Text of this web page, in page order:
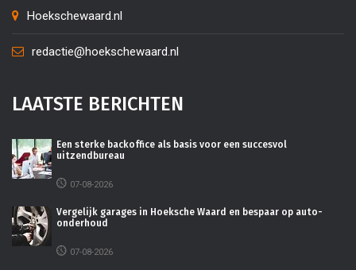
Hoekschewaard.nl
redactie@hoekschewaard.nl
LAATSTE BERICHTEN
Een sterke backoffice als basis voor een succesvol
uitzendbureau
07-08-2026
Vergelijk garages in Hoeksche Waard en bespaar op auto-
onderhoud
07-08-2026